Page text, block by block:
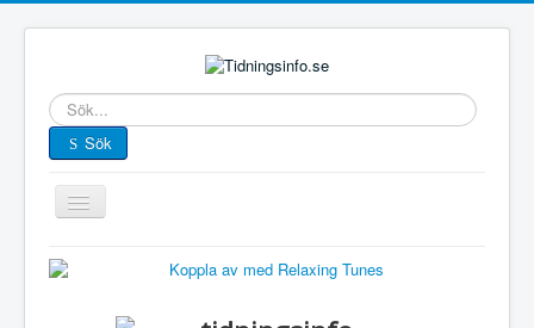
Sök
Sök
Visa/dölj
navigering
Start